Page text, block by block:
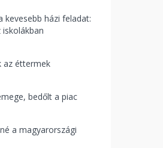
kevesebb házi feladat:
az éttermek
bedőlt a piac
a magyarországi